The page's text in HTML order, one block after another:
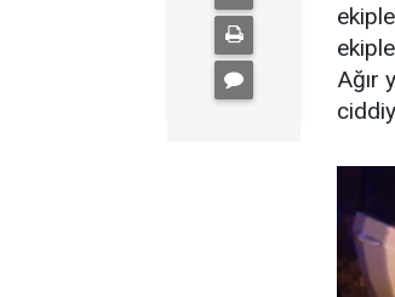
Ağır